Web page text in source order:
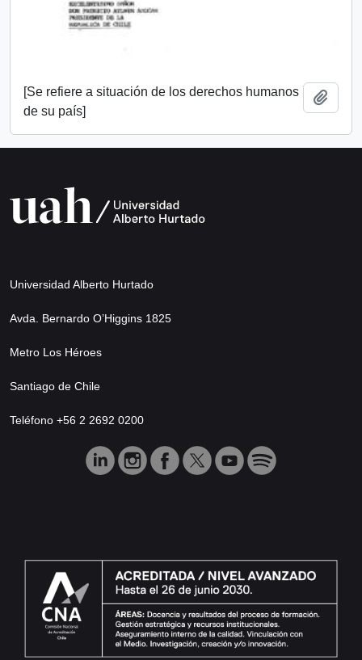
[Se refiere a situación de los derechos humanos
de su país]
Universidad Alberto Hurtado
Avda. Bernardo O’Higgins 1825
Metro Los Héroes
Santiago de Chile
Teléfono +56 2 2692 0200